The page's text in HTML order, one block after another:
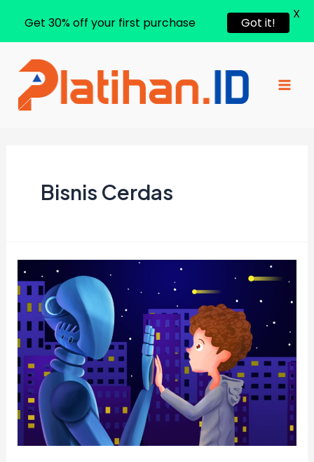
konten
Bisnis Cerdas
Get 30% off your first purchase Got it!
X